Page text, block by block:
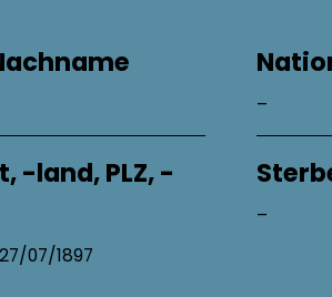
-land, PLZ, -
27/07/1897
–
–